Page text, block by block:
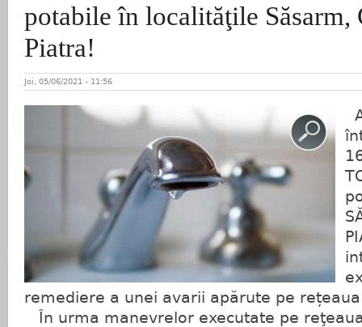
potabile în localităţile Săsarm,
Piatra!
Joi, 05/06/2021 - 11:56
remediere a unei avarii apărute pe
În urma manevrelor executate pe